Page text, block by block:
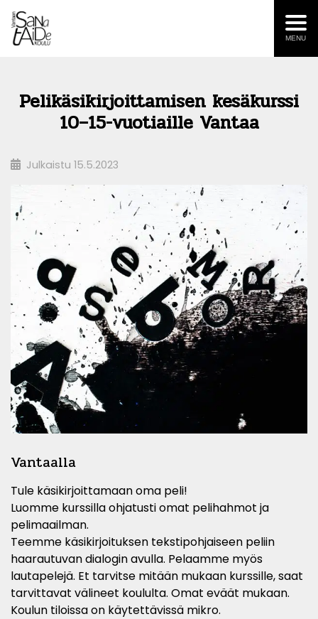
MENU
Pelikäsikirjoittamisen kesäkurssi
10–15-vuotiaille Vantaa
Julkaistu 15.5.2023
Vantaalla
Tule käsikirjoittamaan oma peli!
Luomme kurssilla ohjatusti omat pelihahmot ja
pelimaailman.
Teemme käsikirjoituksen tekstipohjaiseen peliin
haarautuvan dialogin avulla. Pelaamme myös
lautapelejä. Et tarvitse mitään mukaan kurssille, saat
tarvittavat välineet koululta. Omat eväät mukaan.
Koulun tiloissa on käytettävissä mikro.